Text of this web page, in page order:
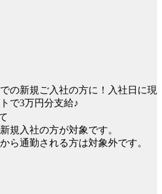
の新規ご入社の方に！入社日に現
で3万円分支給♪
規入社の方が対象です。
ら通勤される方は対象外です。